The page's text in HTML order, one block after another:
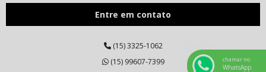
Cozinha planejada preço sp
Cozinha planejada sorocaba
Entre em contato
(15) 3325-1062
(15) 99607-7399
chamar no
WhatsApp